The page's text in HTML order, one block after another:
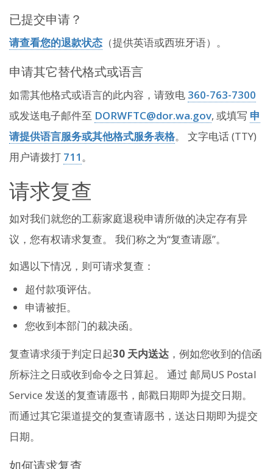
已提交申请？
请查看您的退款状态 （提供英语或西班牙语）。
申请其它替代格式或语言
如需其他格式或语言的此内容，请致电 360-763-7300
或发送电子邮件至 DORWFTC@dor.wa.gov, 或填写 申
请提供语言服务或其他格式服务表格。 文字电话 (TTY)
用户请拨打 711。
请求复查
如对我们就您的工薪家庭退税申请所做的决定存有异
议，您有权请求复查。 我们称之为“复查请愿”。
如遇以下情况，则可请求复查：
超付款项评估。
申请被拒。
您收到本部门的裁决函。
复查请求须于判定日起30 天内送达 ，例如您收到的信函
所标注之日或收到命令之日算起。 通过 邮局US Postal
Service 发送的复查请愿书，邮戳日期即为提交日期。
而通过其它渠道提交的复查请愿书，送达日期即为提交
日期。
如何请求复查